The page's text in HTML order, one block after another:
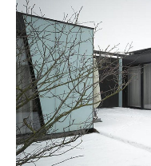
CONCIERGE
RELAX
KONTAKT
NEWSLETTER